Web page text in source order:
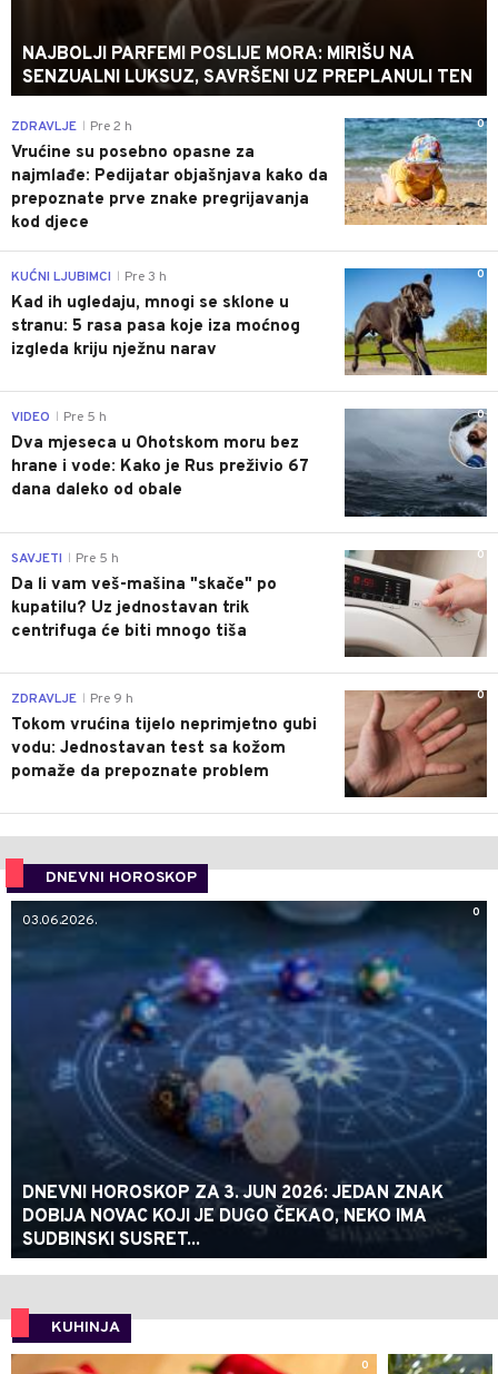
NAJBOLJI PARFEMI POSLIJE MORA: MIRIŠU NA
SENZUALNI LUKSUZ, SAVRŠENI UZ PREPLANULI TEN
0
ZDRAVLJE Pre 2 h
Vrućine su posebno opasne za
najmlađe: Pedijatar objašnjava kako da
prepoznate prve znake pregrijavanja
kod djece
0
KUĆNI LJUBIMCI Pre 3 h
Kad ih ugledaju, mnogi se sklone u
stranu: 5 rasa pasa koje iza moćnog
izgleda kriju nježnu narav
0
VIDEO Pre 5 h
Dva mjeseca u Ohotskom moru bez
hrane i vode: Kako je Rus preživio 67
dana daleko od obale
0
SAVJETI Pre 5 h
Da li vam veš-mašina "skače" po
kupatilu? Uz jednostavan trik
centrifuga će biti mnogo tiša
0
ZDRAVLJE Pre 9 h
Tokom vrućina tijelo neprimjetno gubi
vodu: Jednostavan test sa kožom
pomaže da prepoznate problem
DNEVNI HOROSKOP
0
03.06.2026.
DNEVNI HOROSKOP ZA 3. JUN 2026: JEDAN ZNAK
DOBIJA NOVAC KOJI JE DUGO ČEKAO, NEKO IMA
SUDBINSKI SUSRET...
KUHINJA
0